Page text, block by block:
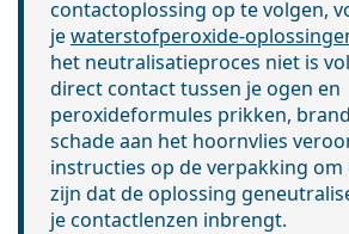
contactoplossing op te volgen,
jewaterstofperoxide-
het neutralisatieproces niet is
direct contact tussen je ogen en
peroxideformules prikken,
schade aan het hoornvlies
instructies op de verpakking om
zijn dat de oplossing
je contactlenzen inbrengt.